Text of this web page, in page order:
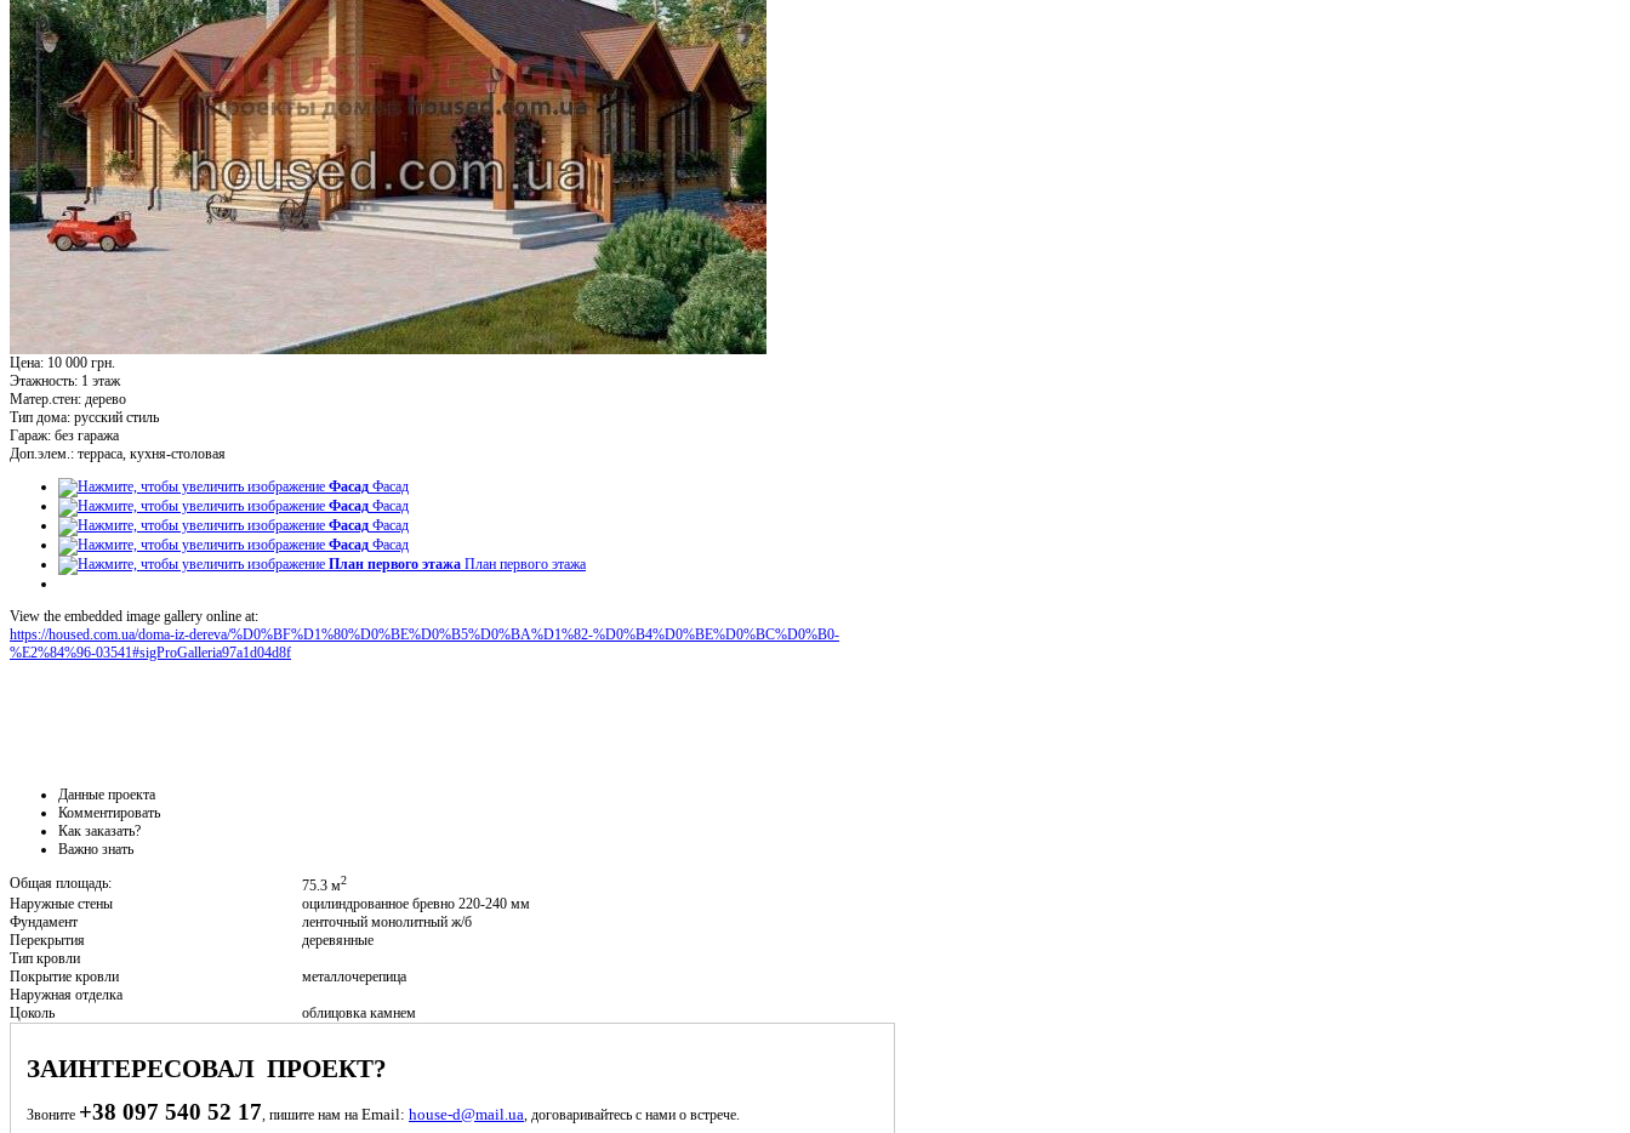
Цена: 10 000 грн.
Этажность: 1 этаж
Матер.стен: дерево
Тип дома: русский стиль
Гараж: без гаража
Доп.элем.: терраса, кухня-столовая
Фасад Фасад
Фасад Фасад
Фасад Фасад
Фасад Фасад
План первого этажа План первого этажа
View the embedded image gallery online at:
https://housed.com.ua/doma-iz-dereva/%D0%BF%D1%80%D0%BE%D0%B5%D0%BA%D1%82-%D0%B4%D0%BE%D0%BC%D0%B0-
%E2%84%96-03541#sigProGalleria97a1d04d8f
Данные проекта
Комментировать
Как заказать?
Важно знать
Общая площадь:
75.3 м2
Наружные стены
оцилиндрованное бревно 220-240 мм
Фундамент
ленточный монолитный ж/б
Перекрытия
деревянные
Тип кровли
Покрытие кровли
металлочерепица
Наружная отделка
Цоколь
облицовка камнем
ЗАИНТЕРЕСОВАЛ ПРОЕКТ?
Звоните +38 097 540 52 17 , пишите нам на Email: house-d@mail.ua , договаривайтесь с нами о встрече.